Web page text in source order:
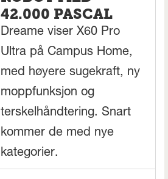
42.000 PASCAL
Dreame viser X60 Pro
Ultra på Campus Home,
med høyere sugekraft, ny
moppfunksjon og
terskelhåndtering. Snart
kommer de med nye
kategorier.